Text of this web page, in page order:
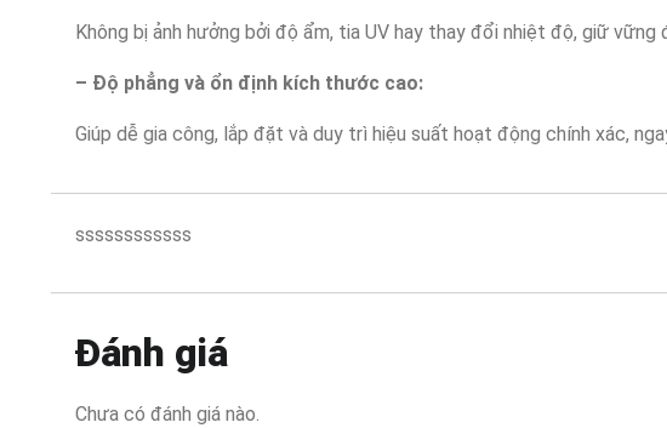
Không bị ảnh hưởng bởi độ ẩm, tia UV hay thay đổi nhiệt độ, giữ
– Độ phẳng và ổn định kích thước cao:
Giúp dễ gia công, lắp đặt và duy trì hiệu suất hoạt động chính xác,
ssssssssssss
Đánh giá
Chưa có đánh giá nào.